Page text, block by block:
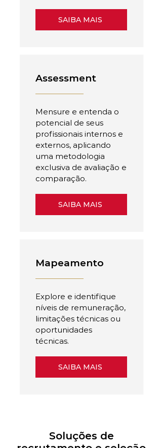
SAIBA MAIS
Assessment
Mensure e entenda o
potencial de seus
profissionais internos e
externos, aplicando
uma metodologia
exclusiva de avaliação e
comparação.
SAIBA MAIS
Mapeamento
Explore e identifique
níveis de remuneração,
limitações técnicas ou
oportunidades
técnicas.
SAIBA MAIS
Soluções de